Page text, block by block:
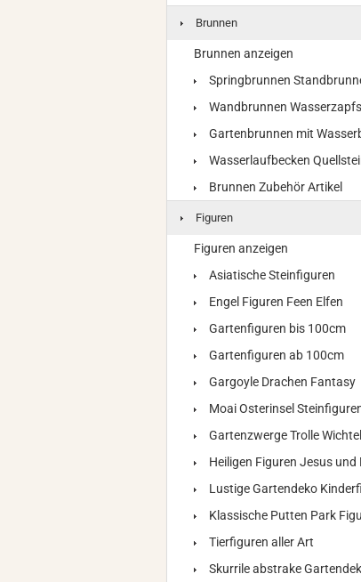
Brunnen
Brunnen anzeigen
Springbrunnen
Wandbrunnen
Gartenbrunnen mit
Wasserlaufbecken
Brunnen Zubehör Artikel
Figuren
Figuren anzeigen
Asiatische Steinfiguren
Engel Figuren Feen Elfen
Gartenfiguren bis 100cm
Gartenfiguren ab 100cm
Gargoyle Drachen Fantasy
Moai Osterinsel
Gartenzwerge Trolle Wichtel
Heiligen Figuren Jesus und
Lustige Gartendeko
Klassische Putten Park
Tierfiguren aller Art
Skurrile abstrake